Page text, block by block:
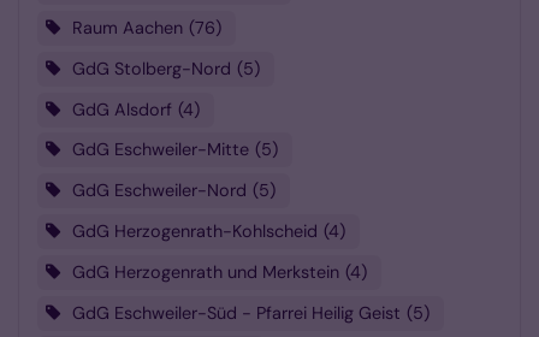
Raum Aachen 76
GdG Stolberg-Nord 5
GdG Alsdorf 4
GdG Eschweiler-Mitte
5
GdG Eschweiler-Nord 5
GdG Herzogenrath-Kohlscheid 4
GdG Herzogenrath und Merkstein 4
GdG Eschweiler-Süd - Pfarrei Heilig Geist 5